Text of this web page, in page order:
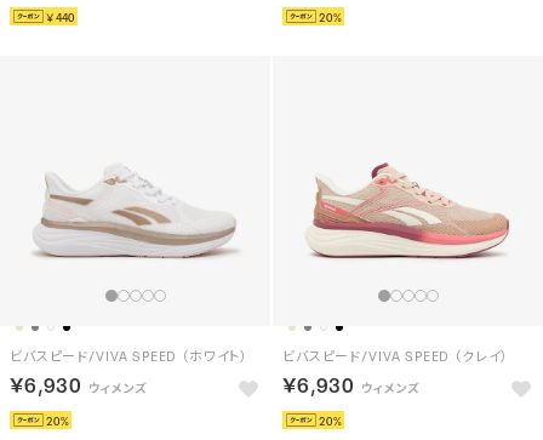
￥440 20
ビバスピード/VIVA SPEED （ホワイト）
￥6,930
20
ビバスピード/VIVA SPEED （クレイ）
￥6,930
20